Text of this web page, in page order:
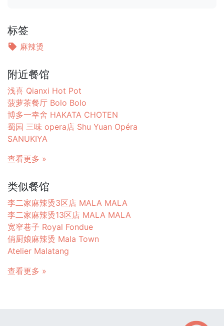
标签
麻辣烫
附近餐馆
浅喜 Qianxi Hot Pot
菠萝茶餐厅 Bolo Bolo
博多一幸舍 HAKATA CHOTEN
蜀园 三味 opera店 Shu Yuan Opéra
SANUKIYA
查看更多 »
类似餐馆
李二家麻辣烫3区店 MALA MALA
李二家麻辣烫13区店 MALA MALA
宽窄巷子 Royal Fondue
俏厨娘麻辣烫 Mala Town
Atelier Malatang
查看更多 »